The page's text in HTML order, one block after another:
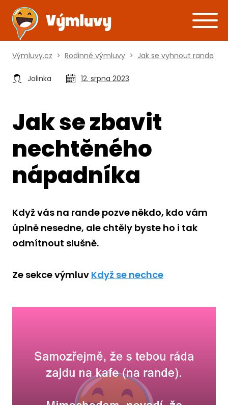
Výmluvy.cz > Rodinné výmluvy > Jak se vyhnout rande
Jolinka 12. srpna 2023
Jak se zbavit
nechtěného
nápadníka
Když vás na rande pozve někdo, kdo vám
úplně nesedne, ale chtěly byste ho i tak
odmítnout slušně.
Ze sekce výmluv Když se nechce